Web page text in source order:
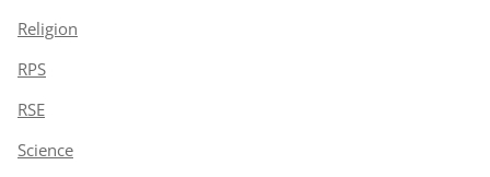
Religion
RPS
RSE
Science